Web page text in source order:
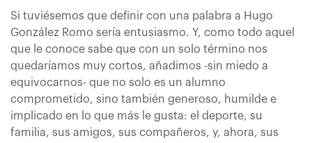
Si tuviésemos que definir con una palabra a Hugo
González Romo sería entusiasmo. Y, como todo aquel
que le conoce sabe que con un solo término nos
quedaríamos muy cortos, añadimos -sin miedo a
equivocarnos- que no solo es un alumno
comprometido, sino también generoso, humilde e
implicado en lo que más le gusta: el deporte, su
familia, sus amigos, sus compañeros, y, ahora, sus